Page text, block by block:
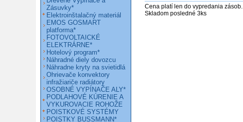
Cena platí len do vypredania zásob.
Skladom posledné 3ks
Zásuvky*
Elektroinštalačný materiál
EMOS GOSMART
platforma*
FOTOVOLTAICKÉ
ELEKTRÁRNE*
Hotelový program*
Náhradné diely dovozcu
Náhradne kryty na svietidlá
Ohrievače konvektory
infražiariče radiátory
OSOBNÉ VYPÍNAČE ALY*
PODLAHOVÉ KÚRENIE A
VYKUROVACIE ROHOŽE
POISTKOVÉ SYSTÉMY
POISTKY BUSSMANN*